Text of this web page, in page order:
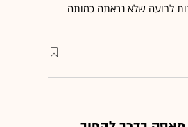
לבועה שלא נראתה כמותה